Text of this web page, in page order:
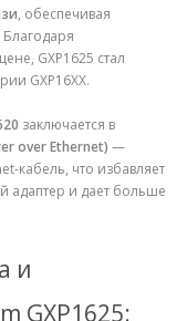
, обеспечивая
GXP1625 стал
GXP16XX.
заключается в
over Ethernet) —
кабель, что избавляет
адаптер и дает больше
и
GXP1625: